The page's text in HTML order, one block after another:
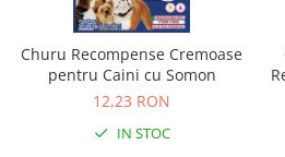
Churu Recompense Cremoase
pentru Caini cu Somon
12,23 RON
IN STOC